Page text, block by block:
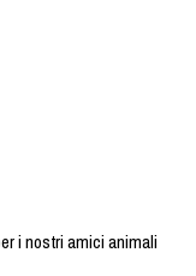
i nostri amici animali